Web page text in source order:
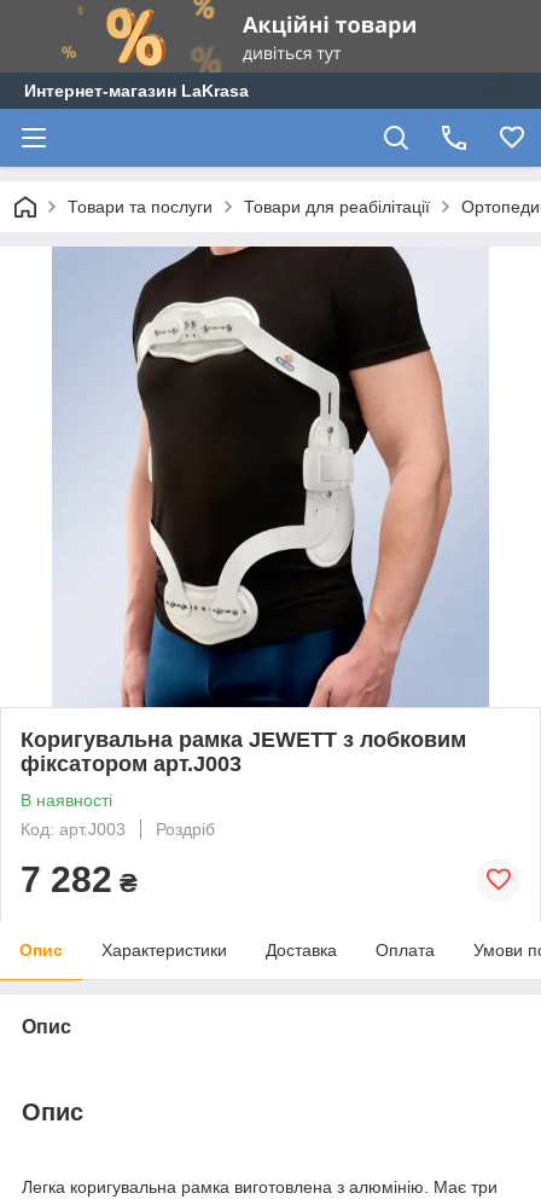
Интернет-магазин LaKrasa
Товари та послуги Товари для реабілітації
Коригувальна рамка JEWETT з лобковим
фіксатором арт.J003
В наявності
Код: арт.J003
Роздріб
7 282 ₴
Опис Характеристики Доставка Оплата Умови
Опис
Опис
Легка коригувальна рамка виготовлена з алюмінію. Має три